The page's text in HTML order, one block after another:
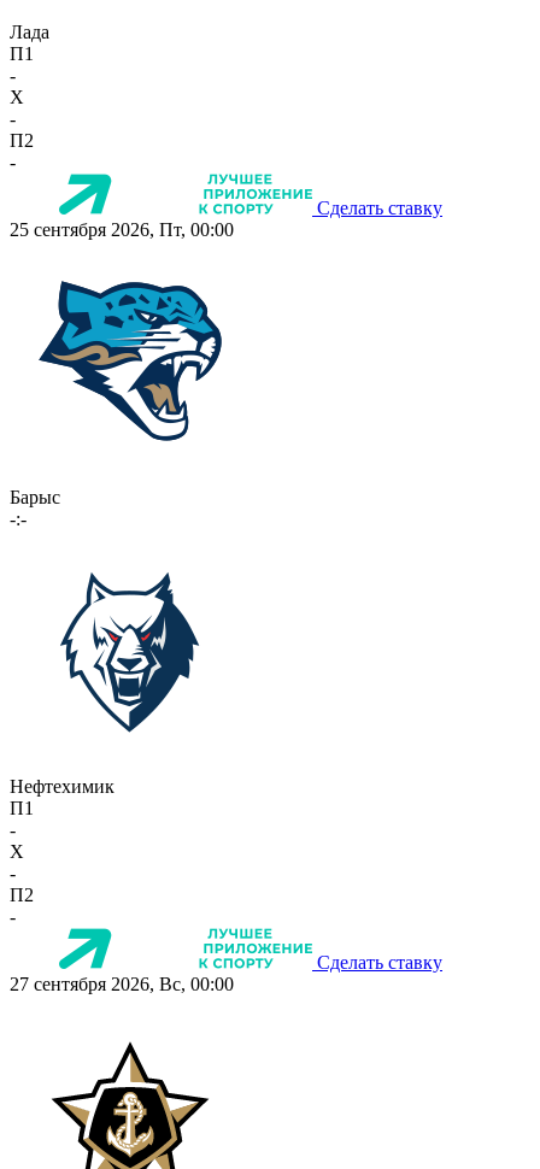
Лада
П1
-
X
-
П2
-
Сделать ставку
25 сентября 2026, Пт, 00:00
Барыс
-:-
Нефтехимик
П1
-
X
-
П2
-
Сделать ставку
27 сентября 2026, Вс, 00:00